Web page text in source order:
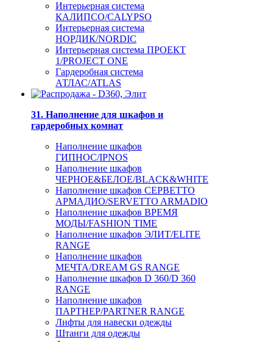
Интерьерная система
КАЛИПСО/CALYPSO
Интерьерная система
НОРДИК/NORDIC
Интерьерная система ПРОЕКТ
1/PROJECT ONE
Гардеробная система
АТЛАС/ATLAS
31. Наполнение для шкафов и
гардеробных комнат
Наполнение шкафов
ГИПНОС/IPNOS
Наполнение шкафов
ЧЕРНОЕ&БЕЛОЕ/BLACK&WHITE
Наполнение шкафов СЕРВЕТТО
АРМАДИО/SERVETTO ARMADIO
Наполнение шкафов ВРЕМЯ
МОДЫ/FASHION TIME
Наполнение шкафов ЭЛИТ/ELITE
RANGE
Наполнение шкафов
МЕЧТА/DREAM GS RANGE
Наполнение шкафов D 360/D 360
RANGE
Наполнение шкафов
ПАРТНЕР/PARTNER RANGE
Лифты для навески одежды
Штанги для одежды